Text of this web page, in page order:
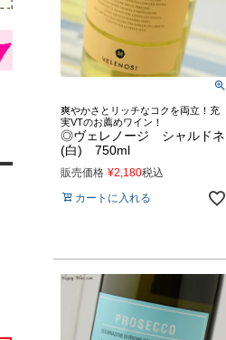
爽やかさとリッチなコクを両立！充
実VTのお薦めワイン！
◎ヴェレノージ シャルドネ
(白) 750ml
販売価格 ¥2,180税込
カートに入れる